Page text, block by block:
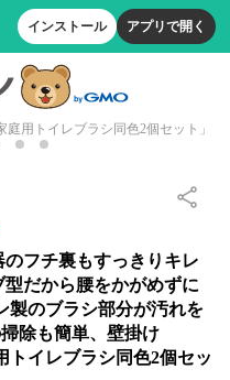
インストール アプリで開く
用トイレブラシ同色2個セット」
フチ裏もすっきりキレ
だから腰をかがめずに
製のブラシ部分が汚れを
除も簡単、壁掛け
トイレブラシ同色2個セッ